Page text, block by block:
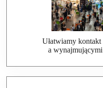
Ułatwiamy
a